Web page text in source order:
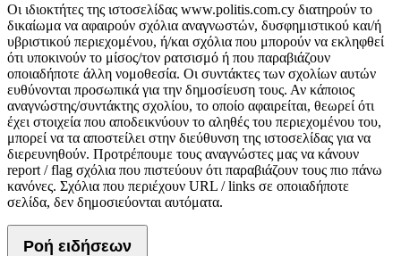
Οι ιδιοκτήτες της ιστοσελίδας www.politis.com.cy διατηρούν το
δικαίωμα να αφαιρούν σχόλια αναγνωστών, δυσφημιστικού και/ή
υβριστικού περιεχομένου, ή/και σχόλια που μπορούν να εκληφθεί
ότι υποκινούν το μίσος/τον ρατσισμό ή που παραβιάζουν
οποιαδήποτε άλλη νομοθεσία. Οι συντάκτες των σχολίων αυτών
ευθύνονται προσωπικά για την δημοσίευση τους. Αν κάποιος
αναγνώστης/συντάκτης σχολίου, το οποίο αφαιρείται, θεωρεί ότι
έχει στοιχεία που αποδεικνύουν το αληθές του περιεχομένου του,
μπορεί να τα αποστείλει στην διεύθυνση της ιστοσελίδας για να
διερευνηθούν. Προτρέπουμε τους αναγνώστες μας να κάνουν
report / flag σχόλια που πιστεύουν ότι παραβιάζουν τους πιο πάνω
κανόνες. Σχόλια που περιέχουν URL / links σε οποιαδήποτε
σελίδα, δεν δημοσιεύονται αυτόματα.
Ροή ειδήσεων